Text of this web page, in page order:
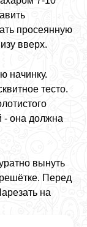
просеянную
вверх.
начинку.
тесто.
- она должна
вынуть
Перед
на